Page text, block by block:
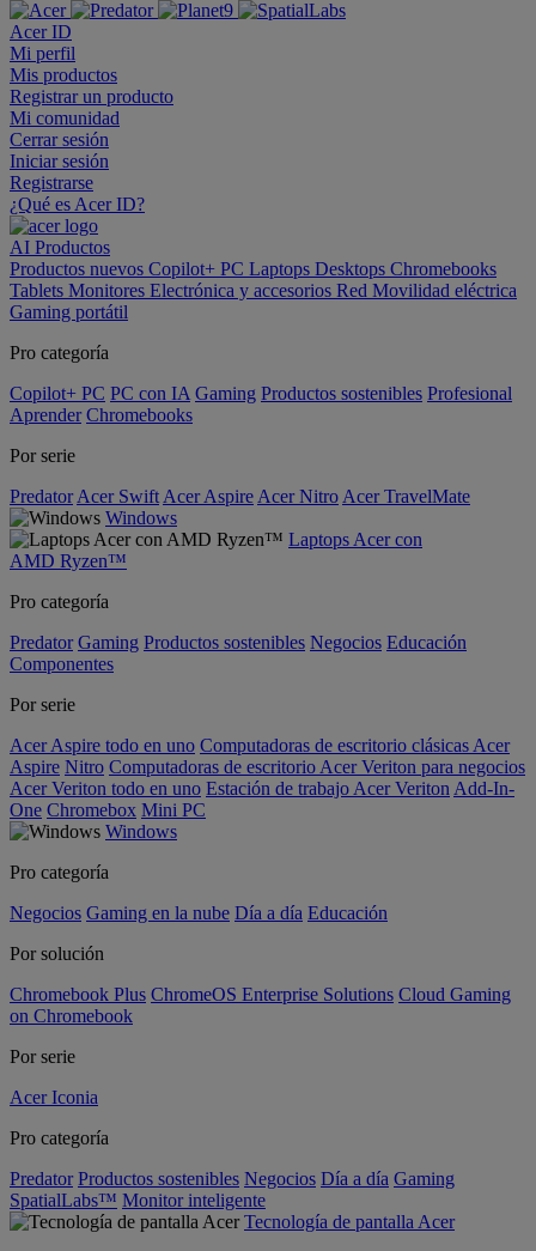
Acer ID
Mi perfil
Mis productos
Registrar un producto
Mi comunidad
Cerrar sesión
Iniciar sesión
Registrarse
¿Qué es Acer ID?
AI Productos
Productos nuevos Copilot+ PC Laptops Desktops Chromebooks
Tablets Monitores Electrónica y accesorios Red Movilidad eléctrica
Gaming portátil
Pro categoría
Copilot+ PC PC con IA Gaming Productos sostenibles Profesional
Aprender Chromebooks
Por serie
Predator Acer Swift Acer Aspire Acer Nitro Acer TravelMate
Windows
Laptops Acer con
AMD Ryzen™
Pro categoría
Predator Gaming Productos sostenibles Negocios Educación
Componentes
Por serie
Acer Aspire todo en uno Computadoras de escritorio clásicas Acer
Aspire Nitro Computadoras de escritorio Acer Veriton para negocios
Acer Veriton todo en uno Estación de trabajo Acer Veriton Add-In-
One Chromebox Mini PC
Windows
Pro categoría
Negocios Gaming en la nube Día a día Educación
Por solución
Chromebook Plus ChromeOS Enterprise Solutions Cloud Gaming
on Chromebook
Por serie
Acer Iconia
Pro categoría
Predator Productos sostenibles Negocios Día a día Gaming
SpatialLabs™ Monitor inteligente
Tecnología de pantalla Acer